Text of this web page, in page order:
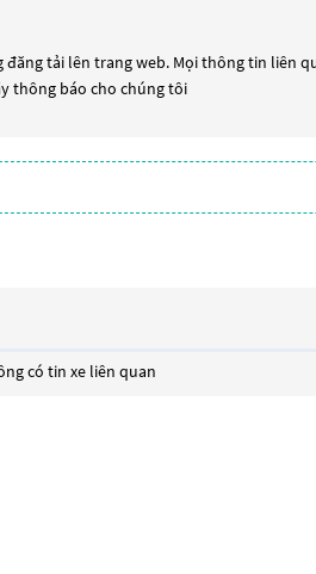
tải lên trang web. Mọi thông tin liên
thông báo cho chúng tôi
có tin xe liên quan